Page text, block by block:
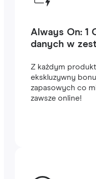
Always On: 1
danych w
Z każdym
ekskluzywny
zapasowych co
zawsze online!